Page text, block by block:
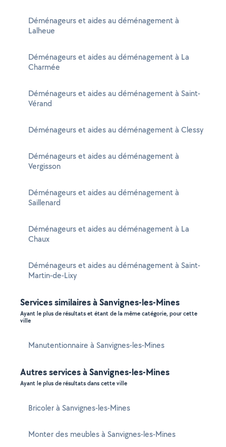
Déménageurs et aides au déménagement à
Lalheue
Déménageurs et aides au déménagement à La
Charmée
Déménageurs et aides au déménagement à Saint-
Vérand
Déménageurs et aides au déménagement à Clessy
Déménageurs et aides au déménagement à
Vergisson
Déménageurs et aides au déménagement à
Saillenard
Déménageurs et aides au déménagement à La
Chaux
Déménageurs et aides au déménagement à Saint-
Martin-de-Lixy
Services similaires à Sanvignes-les-Mines
Ayant le plus de résultats et étant de la même catégorie, pour cette
ville
Manutentionnaire à Sanvignes-les-Mines
Autres services à Sanvignes-les-Mines
Ayant le plus de résultats dans cette ville
Bricoler à Sanvignes-les-Mines
Monter des meubles à Sanvignes-les-Mines